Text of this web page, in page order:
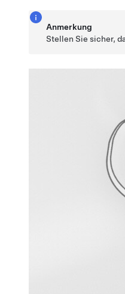
Anmerkung
Stellen Sie sicher,